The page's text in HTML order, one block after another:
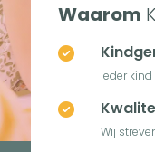
Waarom

Ieder

Wij